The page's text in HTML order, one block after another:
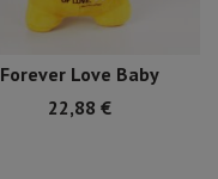
Forever Love Baby
22,88€